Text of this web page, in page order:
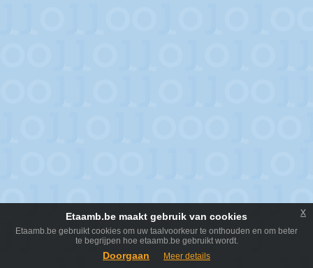
Etaamb.be maakt gebruik van cookies
Etaamb.be gebruikt cookies om uw taalvoorkeur te onthouden en om beter
te begrijpen hoe etaamb.be gebruikt wordt.
Doorgaan Meer details
x